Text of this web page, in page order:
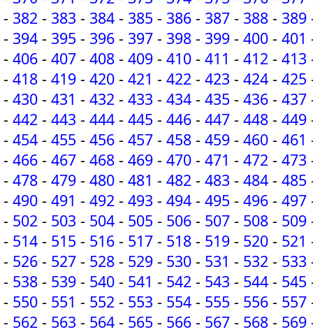
- 382 - 383 - 384 - 385 - 386 - 387 - 388 - 389
- 394 - 395 - 396 - 397 - 398 - 399 - 400 - 401
- 406 - 407 - 408 - 409 - 410 - 411 - 412 - 413
- 418 - 419 - 420 - 421 - 422 - 423 - 424 - 425
- 430 - 431 - 432 - 433 - 434 - 435 - 436 - 437
- 442 - 443 - 444 - 445 - 446 - 447 - 448 - 449
- 454 - 455 - 456 - 457 - 458 - 459 - 460 - 461
- 466 - 467 - 468 - 469 - 470 - 471 - 472 - 473
- 478 - 479 - 480 - 481 - 482 - 483 - 484 - 485
- 490 - 491 - 492 - 493 - 494 - 495 - 496 - 497
- 502 - 503 - 504 - 505 - 506 - 507 - 508 - 509
- 514 - 515 - 516 - 517 - 518 - 519 - 520 - 521
- 526 - 527 - 528 - 529 - 530 - 531 - 532 - 533
- 538 - 539 - 540 - 541 - 542 - 543 - 544 - 545
- 550 - 551 - 552 - 553 - 554 - 555 - 556 - 557
- 562 - 563 - 564 - 565 - 566 - 567 - 568 - 569